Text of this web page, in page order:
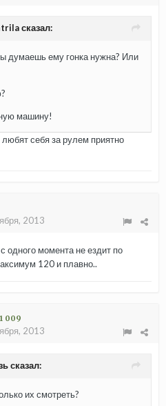
сказал:
думаешь ему гонка нужна? Или
машину!
себя за рулем приятно
2013
одного момента не ездит по
120 и плавно..
1 009
2013
сказал:
их смотреть?